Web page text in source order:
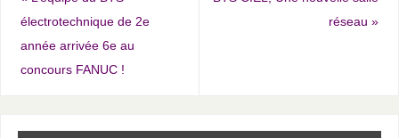
électrotechnique de 2e
année arrivée 6e au
concours FANUC !
réseau»